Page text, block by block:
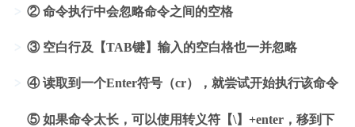
② 命令执行中会忽略命令之间的空格
③ 空白行及【TAB键】输入的空白格也一并忽略
④ 读取到一个Enter符号（cr），就尝试开始执行该命令
⑤ 如果命令太长，可以使用转义符【\】+enter，移到下